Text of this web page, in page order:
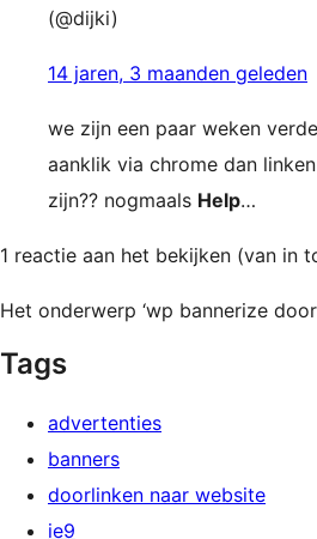
(@dijki)
14 jaren, 3 maanden geleden
we zijn een paar weken
aanklik via chrome dan
zijn?? nogmaals Help…
1 reactie aan het bekijken (van in
Het onderwerp ‘wp bannerize
Tags
advertenties
banners
doorlinken naar website
ie9